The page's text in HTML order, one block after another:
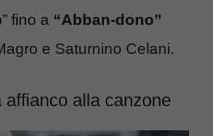
fino a “Abban-dono”
e Saturnino Celani.
alla canzone